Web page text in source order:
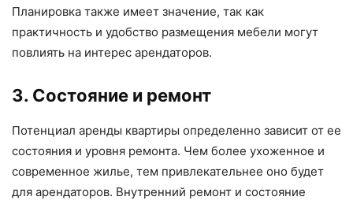
Планировка также имеет значение, так как
практичность и удобство размещения мебели могут
повлиять на интерес арендаторов.
3. Состояние и ремонт
Потенциал аренды квартиры определенно зависит от ее
состояния и уровня ремонта. Чем более ухоженное и
современное жилье, тем привлекательнее оно будет
для арендаторов. Внутренний ремонт и состояние